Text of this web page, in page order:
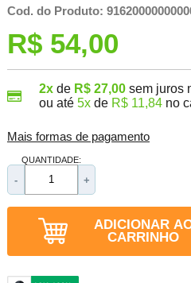
Cod. do Produto:
R$ 54,00
2xde R$ 27,00 sem juros
ou até 5xde R$ 11,84no
Mais formas de pagamento
QUANTIDADE:
- +
ADICIONAR
CARRINHO